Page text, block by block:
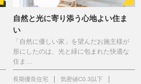
自然と光に寄り添う心地よい住ま
い
「自然に優しい家」を望んだお施主様が
形にしたのは、光と緑に包まれた快適な
住ま…
長期優良住宅
気密値C0.3以下